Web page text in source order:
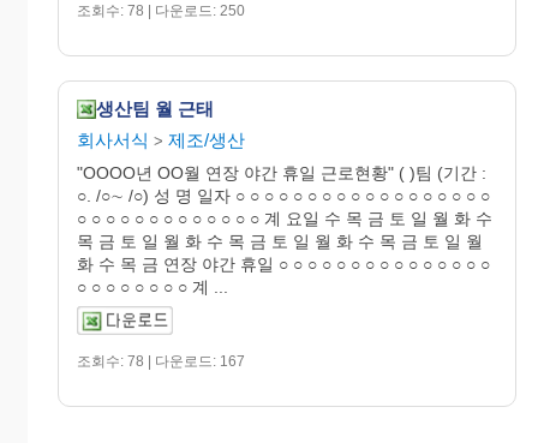
조회수: 78 | 다운로드: 250
생산팀 월 근태
회사서식 > 제조/생산
"OOOO년 OO월 연장 야간 휴일 근로현황" ( )팀 (기간 :
○. /○∼ /○) 성 명 일자 ○ ○ ○ ○ ○ ○ ○ ○ ○ ○ ○ ○ ○ ○ ○ ○ ○ ○
○ ○ ○ ○ ○ ○ ○ ○ ○ ○ ○ ○ ○ 계 요일 수 목 금 토 일 월 화 수
목 금 토 일 월 화 수 목 금 토 일 월 화 수 목 금 토 일 월
화 수 목 금 연장 야간 휴일 ○ ○ ○ ○ ○ ○ ○ ○ ○ ○ ○ ○ ○ ○ ○
○ ○ ○ ○ ○ ○ ○ ○ 계 ...
조회수: 78 | 다운로드: 167